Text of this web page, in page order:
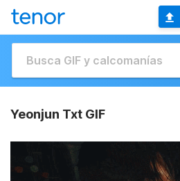
Yeonjun Txt GIF